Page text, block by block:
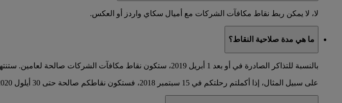
لا، لا يمكن ربط نقاط مكافآت الشركات مع أميال سكاي واردز أو العكس.
ما هي مدة صلاحية النقاط؟
بالنسبة للتذاكر الصادرة في أو بعد 1 أبريل 2019، ستكون نقاط مكافآت الشركات صالحة لعامين. ستنتهي صلاحيتها في اليوم الأخير من الشهر الذي تم فيه إكمال الرحلة.
على سبيل المثال، إذا أكملتم رحلتكم في 15 سبتمبر 2018، فستكون نقاطكم صالحة حتى 30 أيلول 2020.